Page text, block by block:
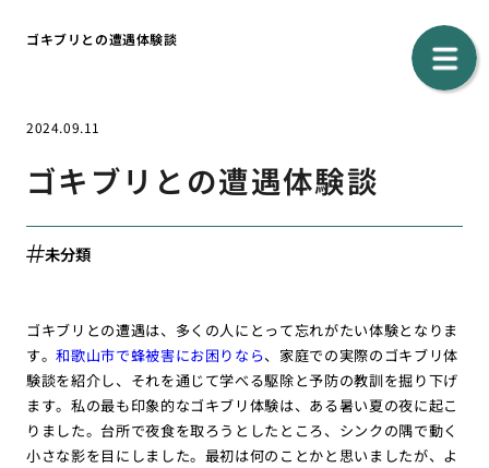
ゴキブリとの遭遇体験談
2024.09.11
ゴキブリとの遭遇体験談
未分類
ゴキブリとの遭遇は、多くの人にとって忘れがたい体験となりま
す。和歌山市で蜂被害にお困りなら、家庭での実際のゴキブリ体
験談を紹介し、それを通じて学べる駆除と予防の教訓を掘り下げ
ます。私の最も印象的なゴキブリ体験は、ある暑い夏の夜に起こ
りました。台所で夜食を取ろうとしたところ、シンクの隅で動く
小さな影を目にしました。最初は何のことかと思いましたが、よ